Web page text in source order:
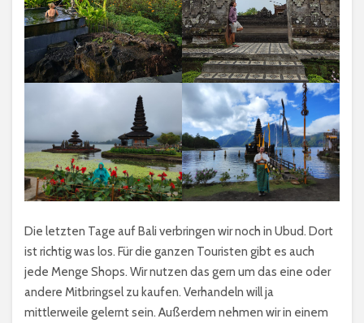
Die letzten Tage auf Bali verbringen wir noch in Ubud. Dort
ist richtig was los. Für die ganzen Touristen gibt es auch
jede Menge Shops. Wir nutzen das gern um das eine oder
andere Mitbringsel zu kaufen. Verhandeln will ja
mittlerweile gelernt sein. Außerdem nehmen wir in einem